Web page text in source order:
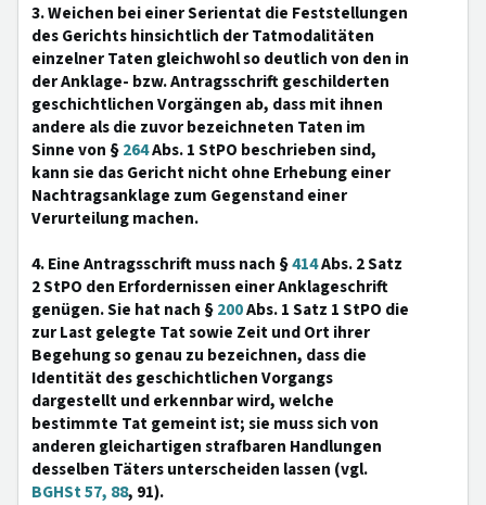
3. Weichen bei einer Serientat die Feststellungen
des Gerichts hinsichtlich der Tatmodalitäten
einzelner Taten gleichwohl so deutlich von den in
der Anklage- bzw. Antragsschrift geschilderten
geschichtlichen Vorgängen ab, dass mit ihnen
andere als die zuvor bezeichneten Taten im
Sinne von §264Abs. 1 StPO beschrieben sind,
kann sie das Gericht nicht ohne Erhebung einer
Nachtragsanklage zum Gegenstand einer
Verurteilung machen.
4. Eine Antragsschrift muss nach §414Abs. 2 Satz
2 StPO den Erfordernissen einer Anklageschrift
genügen. Sie hat nach §200Abs. 1 Satz 1 StPO die
zur Last gelegte Tat sowie Zeit und Ort ihrer
Begehung so genau zu bezeichnen, dass die
Identität des geschichtlichen Vorgangs
dargestellt und erkennbar wird, welche
bestimmte Tat gemeint ist; sie muss sich von
anderen gleichartigen strafbaren Handlungen
desselben Täters unterscheiden lassen (vgl.
BGHSt 57, 88, 91).